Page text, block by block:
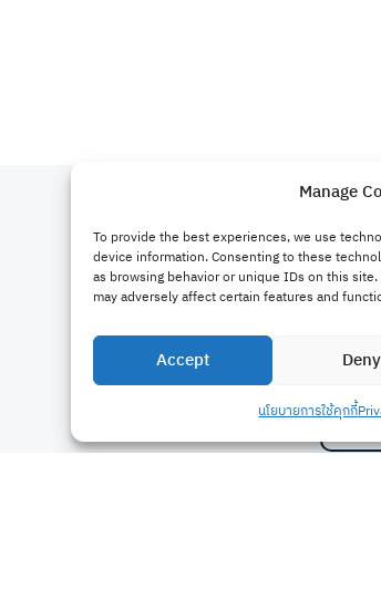
Manage
To provide the best experiences, we use
device information. Consenting to these
as browsing behavior or unique IDs on this
may adversely affect certain features and
Accept Deny
นโยบายการใช้คุกกี้
Menu
Bravo